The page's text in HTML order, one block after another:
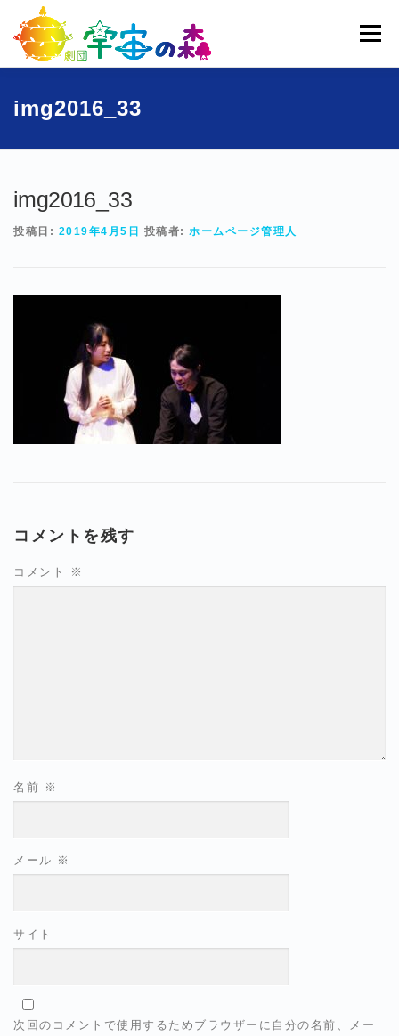
ッ
メニュー
ホーム 宇宙の森とは
img2016_33
img2016_33
投稿日: 2019年4月5日 投稿者: ホームページ管理人
コメントを残す
コメント ※
名前 ※
メール ※
サイト
次回のコメントで使用するためブラウザーに自分の名前、メー